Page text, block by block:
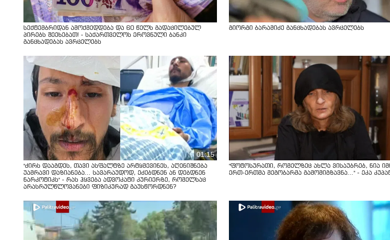
სექტემბრიდან ამოქმედდება და 60 წელს გადაცილებულ
პირებს შეეხებათ! - საქართველოს ეროვნული ბანკი
განცხადებას ავრცელებს
გიორგი ბარამიძე განცხადებას ავრცელებს
01:15
"ძირს დააგდეს, თავი ასფალტზე არტყმევინეს, აღენიშნება
უამრავი დაზიანება... სავარაუდოდ, ეძებდნენ ან დებდნენ
ნარკოტიკს" - რას ჰყვება ადვოკატი კურიერზე, რომელსაც
არასრულწლოვანები ფიზიკურად გაუსწორდნენ?
"ფოტოსურათი, რომელზეც ახლა ვისაუბრებ, ნია
ერთ-ერთმა მეგობარმა გამომიგზავნა..." - ეკა